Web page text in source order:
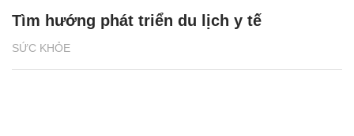
SỨC KHỎE
Tìm hướng phát triển du lịch y tế